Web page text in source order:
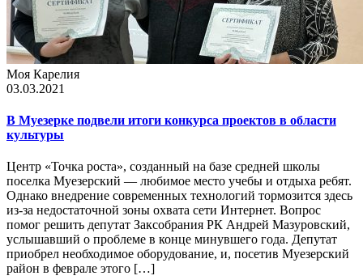
Моя Карелия
03.03.2021
В Муезерке подвели итоги конкурса проектов в области
культуры
Центр «Точка роста», созданный на базе средней школы
поселка Муезерский — любимое место учебы и отдыха ребят.
Однако внедрение современных технологий тормозится здесь
из-за недостаточной зоны охвата сети Интернет. Вопрос
помог решить депутат Заксобрания РК Андрей Мазуровский,
услышавший о проблеме в конце минувшего года. Депутат
приобрел необходимое оборудование, и, посетив Муезерский
район в феврале этого […]